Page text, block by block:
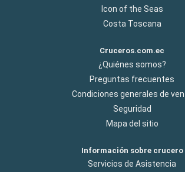
Icon of the Seas
Costa Toscana
Cruceros.com.ec
¿Quiénes somos?
Preguntas frecuentes
Condiciones generales de
Seguridad
Mapa del sitio
Información sobre crucero
Servicios de Asistencia